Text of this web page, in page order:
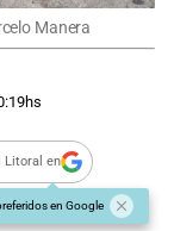
Manera
hs
Litoral en
en Google